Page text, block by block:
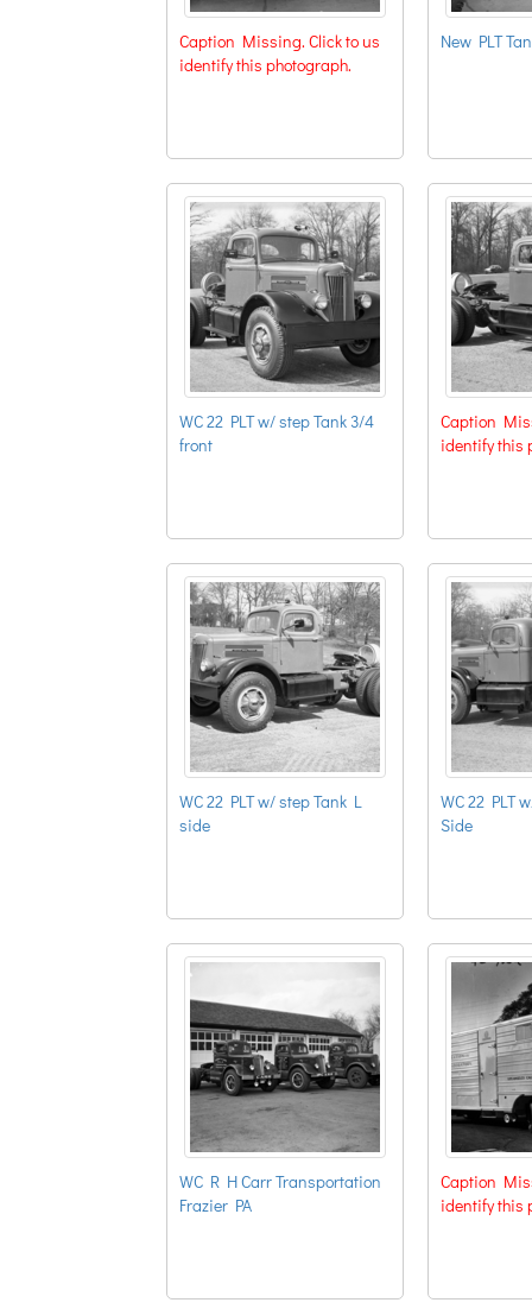
Caption Missing. Click to us
identify this photograph.
New PLT
WC 22 PLT w/ step Tank 3/4
front
Caption
identify this
WC 22 PLT w/ step Tank L
side
WC 22 PLT
Side
WC R H Carr Transportation
Frazier PA
Caption
identify this